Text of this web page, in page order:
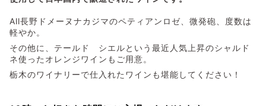
All長野ドメーヌナカジマのペティアンロゼ、微発砲、度数は
軽やか。
その他に、テールド シエルという最近人気上昇のシャルド
ネ使ったオレンジワインもご用意。
栃木のワイナリーで仕入れたワインも堪能してください！